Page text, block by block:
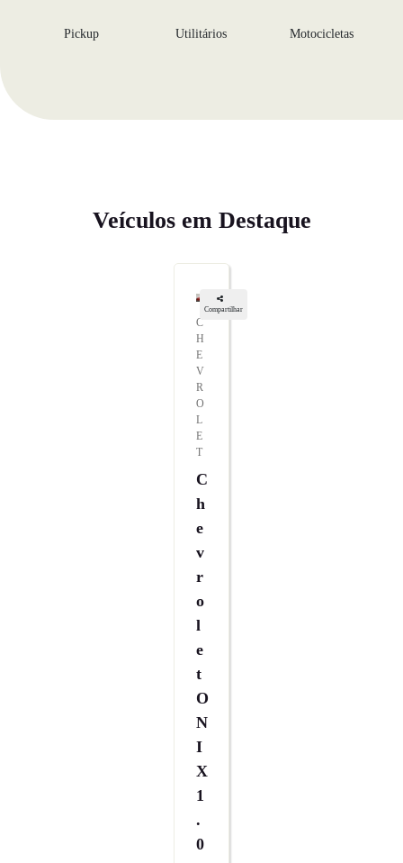
Pickup Utilitários Motocicletas
Veículos em Destaque
Compartilhar
C
H
E
V
R
O
L
E
T
C
H
E
V
R
O
L
E
T
O
N
I
X
1
.
0